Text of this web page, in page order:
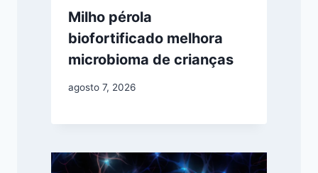
Milho pérola
biofortificado melhora
microbioma de crianças
agosto 7, 2026